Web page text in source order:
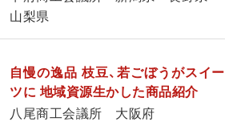
山梨県
自慢の逸品 枝豆、若ごぼうがスイー
ツに 地域資源生かした商品紹介
八尾商工会議所 大阪府